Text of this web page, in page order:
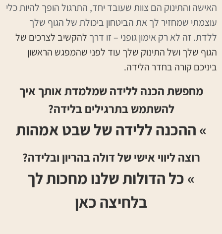
האישה והתינוק הם צוות שעובד יחד, התרגול הופך להיות כלי
עוצמתי שמחזיר לך את הביטחון ביכולת של הגוף שלך
ללדת. זה לא רק אימון גופני – זו דרך להקשיב לצרכים של
הגוף שלך ושל התינוק שלך עוד לפני שהמפגש הראשון
ביניכם קורה בחדר הלידה.
מחפשת הכנה ללידה שמלמדת אותך איך
להשתמש בתרגילים בלידה?
» ההכנה ללידה של שבט אמהות
רוצה ליווי אישי של דולה בהריון ובלידה?
»כל הדולות שלנו מחכות לך
בלחיצה כאן